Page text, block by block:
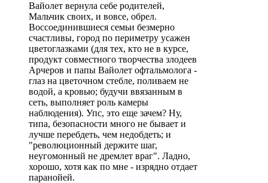
Вайолет вернула себе родителей,
Мальчик своих, и вовсе, обрел.
Воссоединившиеся семьи безмерно
счастливы, город по периметру усажен
цветоглазками (для тех, кто не в курсе,
продукт совместного творчества злодеев
Арчеров и папы Вайолет офтальмолога -
глаз на цветочном стебле, поливаем не
водой, а кровью; будучи ввязанным в
сеть, выполняет роль камеры
наблюдения). Упс, это еще зачем? Ну,
типа, безопасности много не бывает и
лучше перебдеть, чем недобдеть; и
"революционный держите шаг,
неугомонный не дремлет враг". Ладно,
хорошо, хотя как по мне - изрядно отдает
паранойей.